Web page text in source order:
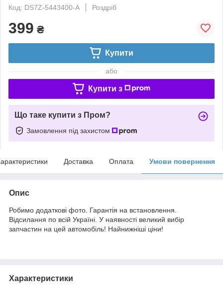
Код: DS7Z-5443400-A
Роздріб
399 ₴
Купити
або
Купити з
Що таке купити з Пром?
Замовлення під захистом
Доставка Оплата Умови повернення
Опис
Робимо додаткові фото. Гарантія на встановлення.
Відсилання по всій Україні. У наявності великий вибір
запчастин на цей автомобіль! Найнижніші ціни!
Характеристики